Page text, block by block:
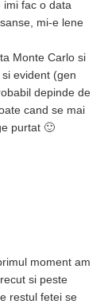
imi fac o data
mi-e lene
Monte Carlo si
evident (gen
depinde de
cand se mai
purtat 🙂
moment am
si peste
restul fetei se